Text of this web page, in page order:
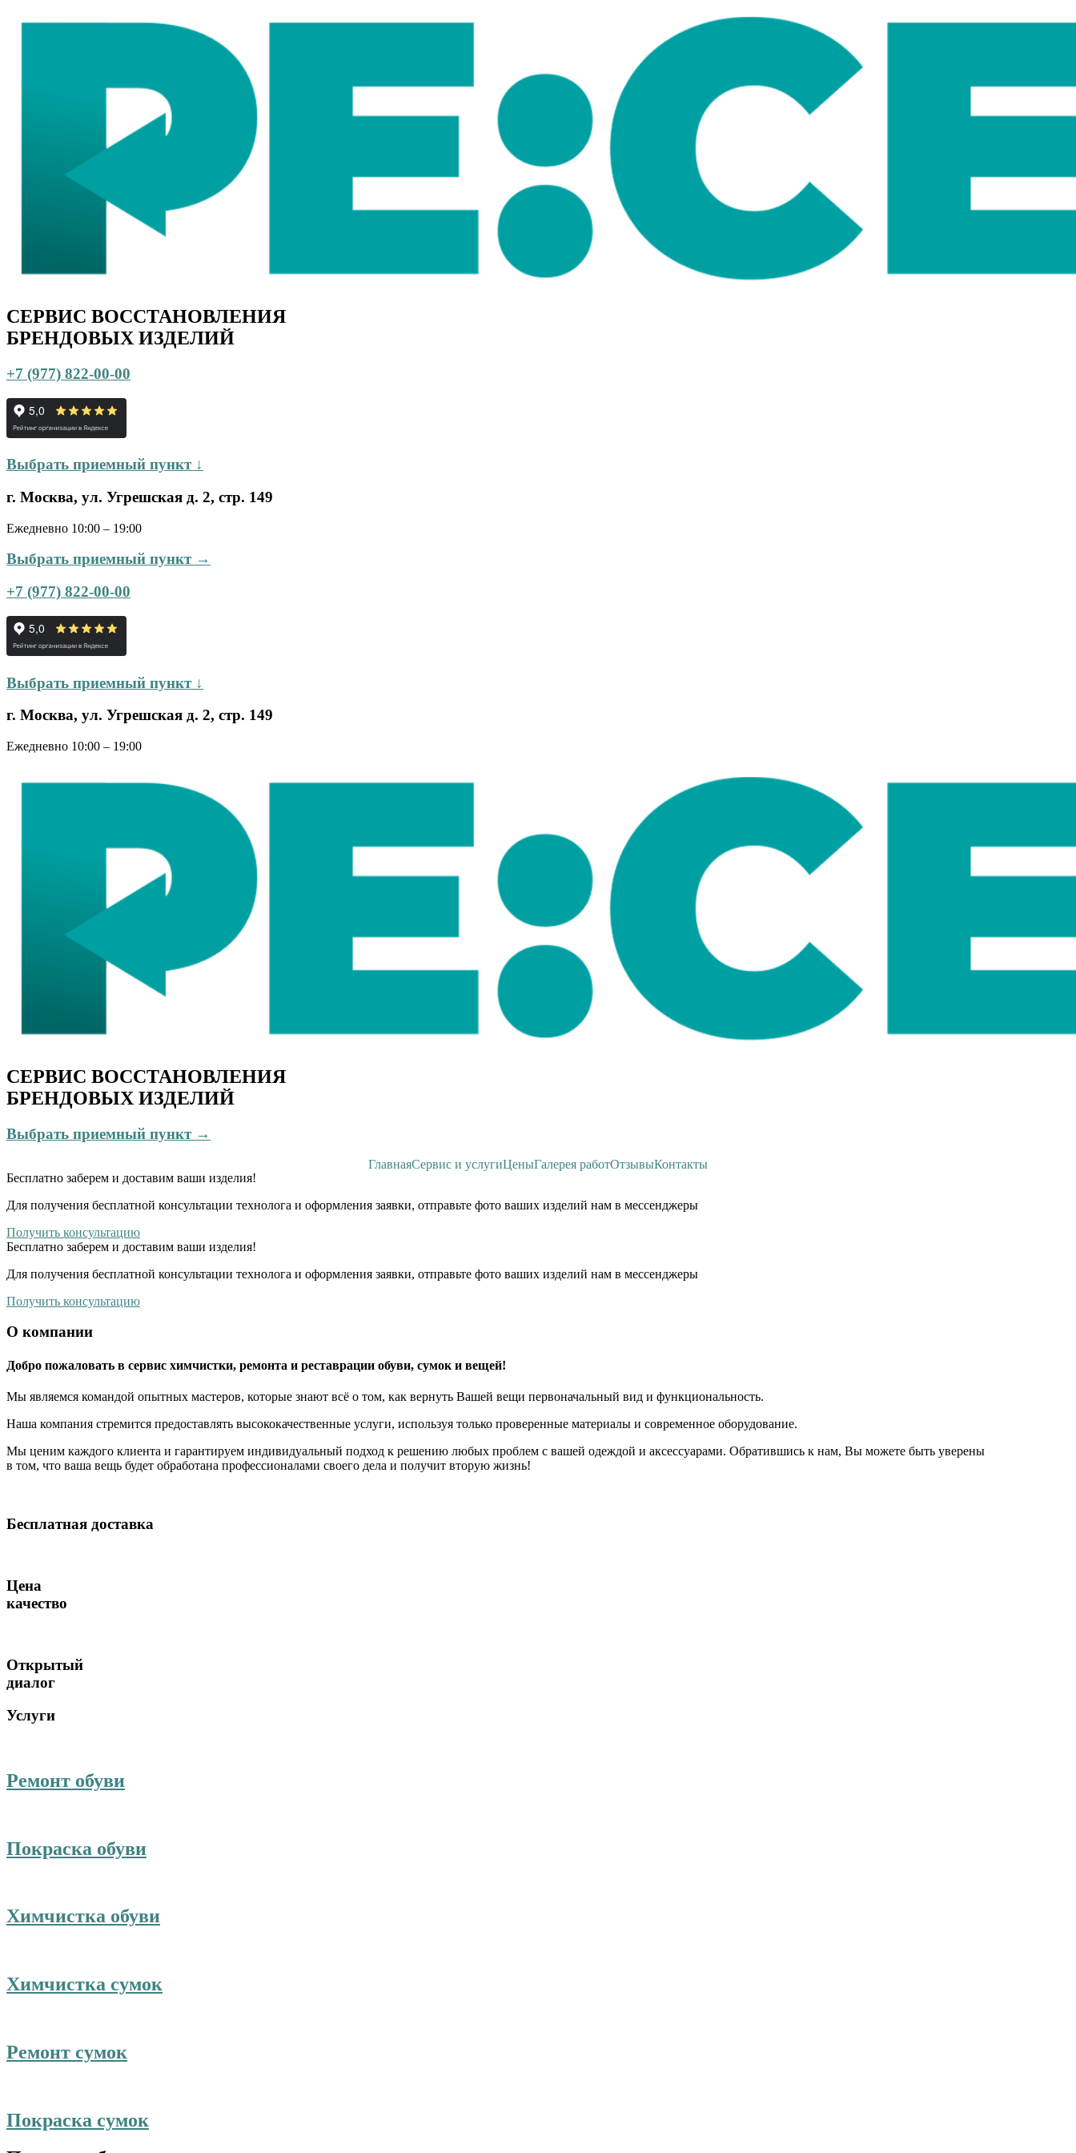
СЕРВИС ВОССТАНОВЛЕНИЯ
БРЕНДОВЫХ ИЗДЕЛИЙ
+7 (977) 822-00-00
Выбрать приемный пункт ↓
г. Москва, ул. Угрешская д. 2, стр. 149
Ежедневно 10:00 – 19:00
Выбрать приемный пункт →
+7 (977) 822-00-00
Выбрать приемный пункт ↓
г. Москва, ул. Угрешская д. 2, стр. 149
Ежедневно 10:00 – 19:00
СЕРВИС ВОССТАНОВЛЕНИЯ
БРЕНДОВЫХ ИЗДЕЛИЙ
Выбрать приемный пункт →
ГлавнаяСервис и услугиЦеныГалерея работОтзывыКонтакты
Бесплатно заберем и доставим ваши изделия!
Для получения бесплатной консультации технолога и оформления заявки, отправьте фото ваших изделий нам в мессенджеры
Получить консультацию
Бесплатно заберем и доставим ваши изделия!
Для получения бесплатной консультации технолога и оформления заявки, отправьте фото ваших изделий нам в мессенджеры
Получить консультацию
О компании
Добро пожаловать в сервис химчистки, ремонта и реставрации обуви, сумок и вещей!
Мы являемся командой опытных мастеров, которые знают всё о том, как вернуть Вашей вещи первоначальный вид и функциональность.
Наша компания стремится предоставлять высококачественные услуги, используя только проверенные материалы и современное оборудование.
Мы ценим каждого клиента и гарантируем индивидуальный подход к решению любых проблем с вашей одеждой и аксессуарами. Обратившись к нам, Вы можете быть уверены
в том, что ваша вещь будет обработана профессионалами своего дела и получит вторую жизнь!
Бесплатная доставка
Цена
качество
Открытый
диалог
Услуги
Ремонт обуви
Покраска обуви
Химчистка обуви
Химчистка сумок
Ремонт сумок
Покраска сумок